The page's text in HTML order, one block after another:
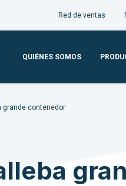
Red de ventas
QUIÉNES SOMOS
grande contenedor